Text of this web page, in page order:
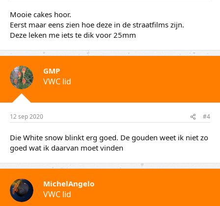
Mooie cakes hoor.
Eerst maar eens zien hoe deze in de straatfilms zijn.
Deze leken me iets te dik voor 25mm
GMP
VWC lid
12 sep 2020 #4
Die White snow blinkt erg goed. De gouden weet ik niet zo
goed wat ik daarvan moet vinden
MichelAngelo
VWC lid